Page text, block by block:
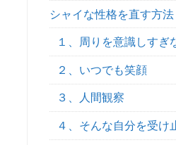
シャイな性格を直す方法
１、周りを意識しすぎ
２、いつでも笑顔
３、人間観察
４、そんな自分を受け